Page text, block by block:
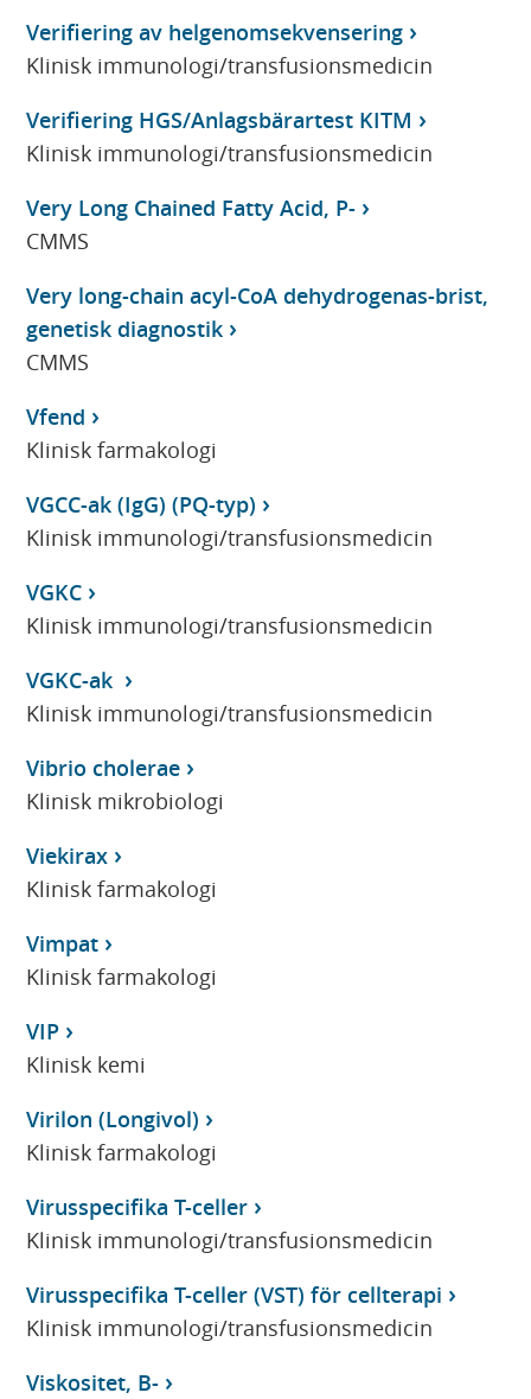
Verifiering av helgenomsekvensering
Klinisk immunologi/transfusionsmedicin
Verifiering HGS/Anlagsbärartest KITM
Klinisk immunologi/transfusionsmedicin
Very Long Chained Fatty Acid, P-
CMMS
Very long-chain acyl-CoA dehydrogenas-brist,
genetisk diagnostik
CMMS
Vfend
Klinisk farmakologi
VGCC-ak (IgG) (PQ-typ)
Klinisk immunologi/transfusionsmedicin
VGKC
Klinisk immunologi/transfusionsmedicin
VGKC-ak
Klinisk immunologi/transfusionsmedicin
Vibrio cholerae
Klinisk mikrobiologi
Viekirax
Klinisk farmakologi
Vimpat
Klinisk farmakologi
VIP
Klinisk kemi
Virilon (Longivol)
Klinisk farmakologi
Virusspecifika T-celler
Klinisk immunologi/transfusionsmedicin
Virusspecifika T-celler (VST) för cellterapi
Klinisk immunologi/transfusionsmedicin
Viskositet, B-